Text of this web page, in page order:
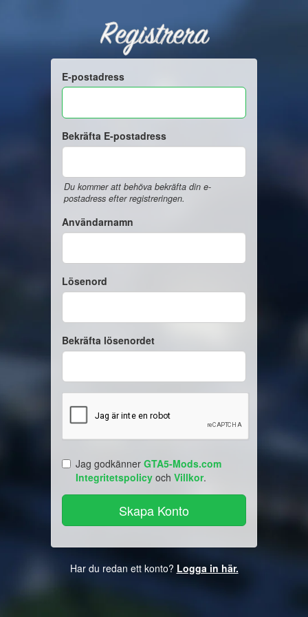
Registrera
E-postadress
Bekräfta E-postadress
Du kommer att behöva bekräfta din e-
postadress efter registreringen.
Användarnamn
Lösenord
Bekräfta lösenordet
Jag godkänner GTA5-Mods.com
Integritetspolicy och Villkor.
Har du redan ett konto? Logga in här.